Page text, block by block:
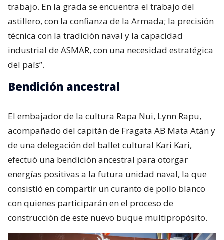
trabajo. En la grada se encuentra el trabajo del
astillero, con la confianza de la Armada; la precisión
técnica con la tradición naval y la capacidad
industrial de ASMAR, con una necesidad estratégica
del país”.
Bendición ancestral
El embajador de la cultura Rapa Nui, Lynn Rapu,
acompañado del capitán de Fragata AB Mata Atán y
de una delegación del ballet cultural Kari Kari,
efectuó una bendición ancestral para otorgar
energías positivas a la futura unidad naval, la que
consistió en compartir un curanto de pollo blanco
con quienes participarán en el proceso de
construcción de este nuevo buque multipropósito.